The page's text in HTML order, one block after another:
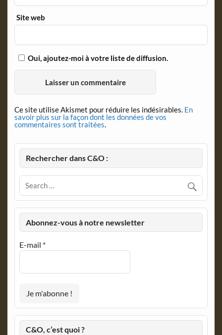
Site web
Oui, ajoutez-moi à votre liste de diffusion.
Ce site utilise Akismet pour réduire les indésirables. En
savoir plus sur la façon dont les données de vos
commentaires sont traitées.
Rechercher dans C&O :
Abonnez-vous à notre newsletter
E-mail *
C&O, c’est quoi ?